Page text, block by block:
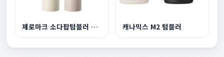
제로마크 소다팝텀블러 320ml 캐나믹스 M2 텀블러